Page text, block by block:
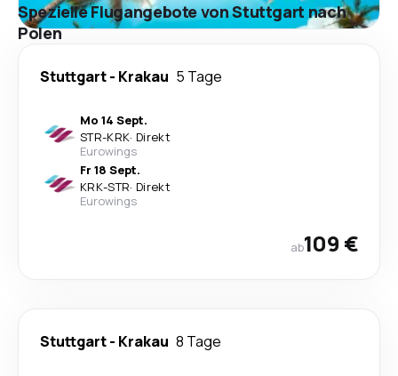
Spezielle Flugangebote von Stuttgart nach
Polen
Stuttgart- Krakau 5 Tage
Mo 14 Sept.
STR-KRK· Direkt
Eurowings
Fr 18 Sept.
KRK-STR· Direkt
Eurowings
ab109 €
Stuttgart- Krakau 8 Tage